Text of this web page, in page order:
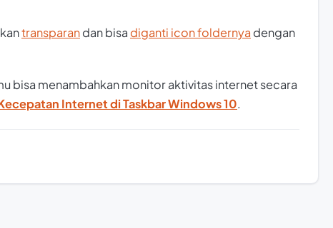
transparandan bisa diganti icon foldernya dengan
bisa menambahkan monitor aktivitas internet secara
Internet di Taskbar Windows 10.